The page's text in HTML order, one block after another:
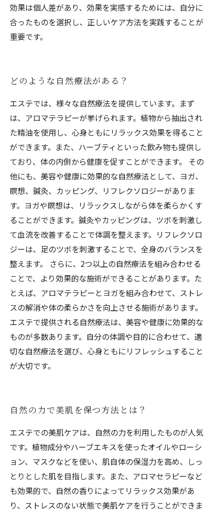
効果は個人差があり、効果を実感するためには、自分に
合ったものを選択し、正しいケア方法を実践することが
重要です。
どのような自然療法がある？
エステでは、様々な自然療法を提供しています。まず
は、アロマテラピーが挙げられます。植物から抽出され
た精油を使用し、心身ともにリラックス効果を得ること
ができます。また、ハーブティといった飲み物も提供し
ており、体の内側から健康を促すことができます。 その
他にも、美容や健康に効果的な自然療法として、ヨガ、
瞑想、鍼灸、カッピング、リフレクソロジーがありま
す。ヨガや瞑想は、リラックスしながら体を柔らかくす
ることができます。鍼灸やカッピングは、ツボを刺激し
て血流を改善することで体調を整えます。リフレクソロ
ジーは、足のツボを刺激することで、全身のバランスを
整えます。 さらに、2つ以上の自然療法を組み合わせる
ことで、より効果的な施術ができることがあります。た
とえば、アロマテラピーとヨガを組み合わせて、ストレ
スの解消や体の柔らかさを向上させる施術があります。
エステで提供される自然療法は、美容や健康に効果的な
ものが多数あります。自分の体調や目的に合わせて、適
切な自然療法を選び、心身ともにリフレッシュすること
が大切です。
自然の力で美肌を保つ方法とは？
エステでの美肌ケアは、自然の力を利用したものが人気
です。植物成分やハーブエキスを使ったオイルやローシ
ョン、マスクなどを使い、肌自体の保湿力を高め、しっ
とりとした肌を目指します。また、アロマセラピーなど
も効果的で、自然の香りによってリラックス効果があ
り、ストレスのない状態で美肌ケアを行うことができま